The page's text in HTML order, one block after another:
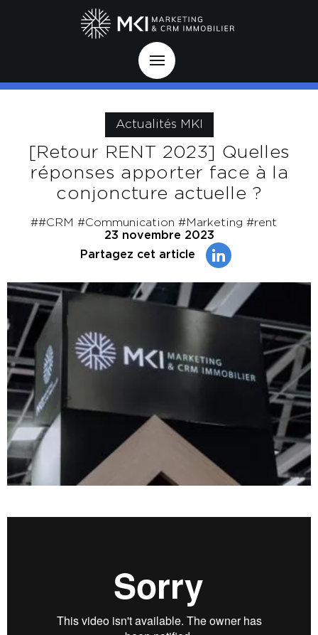
Actualités MKI
[Retour RENT 2023] Quelles
réponses apporter face à la
conjoncture actuelle ?
##CRM #Communication #Marketing #rent
23 novembre 2023
Partagez cet article